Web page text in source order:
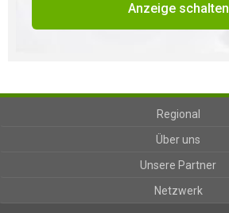
Anzeige schalten
Regional
Über uns
Unsere Partner
Netzwerk